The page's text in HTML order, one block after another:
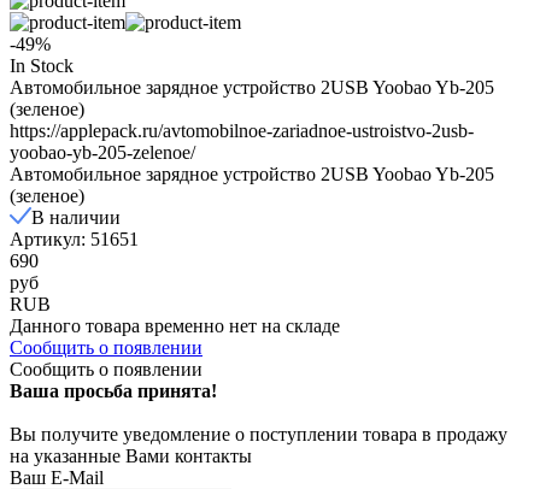
-49%
In Stock
Автомобильное зарядное устройство 2USB Yoobao Yb-205
(зеленое)
https://applepack.ru/avtomobilnoe-zariadnoe-ustroistvo-2usb-
yoobao-yb-205-zelenoe/
Автомобильное зарядное устройство 2USB Yoobao Yb-205
(зеленое)
В наличии
Артикул: 51651
690
руб
RUB
Данного товара временно нет на складе
Сообщить о появлении
Сообщить о появлении
Ваша просьба принята!
Вы получите уведомление о поступлении товара в продажу
на указанные Вами контакты
Ваш E-Mail